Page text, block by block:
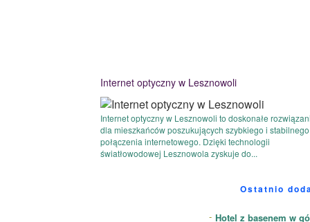
Internet optyczny w Lesznowoli
Internet optyczny w Lesznowoli to doskonałe
dla mieszkańców poszukujących szybkiego i stabilnego
połączenia internetowego. Dzięki technologii
światłowodowej Lesznowola zyskuje do...
Ostatnio
Hotel z basenem w